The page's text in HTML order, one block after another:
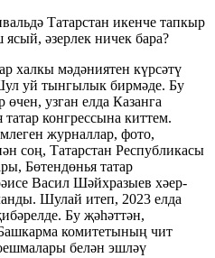
Татарстан икенче тапкыр
әзерлек ничек бара?
халкы мәдәниятен күрсәтү
уй тынгылык бирмәде. Бу
узган елда Казанга
конгрессына киттем.
журналлар, фото,
соң, Татарстан Республикасы
Бөтендөнья татар
Васил Шәйхразыев хәер-
Шулай итеп, 2023 елда
Бу җәһәттән,
комитетының чит
белән эшләү